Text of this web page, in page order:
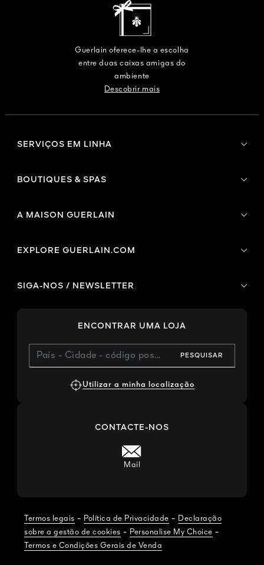
Guerlain oferece-lhe a escolha
entre duas caixas amigas do
ambiente
Descobrir mais
SERVIÇOS EM LINHA
BOUTIQUES & SPAS
A MAISON GUERLAIN
EXPLORE GUERLAIN.COM
SIGA-NOS / NEWSLETTER
ENCONTRAR UMA LOJA
PESQUISAR
Utilizar a minha localização
CONTACTE-NOS
Mail
Termos legais - Política de Privacidade -
Declaração
sobre a gestão de cookies - Personalise My Choice -
Termos e Condições Gerais de Venda